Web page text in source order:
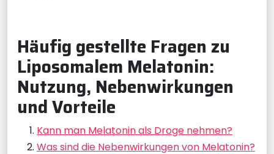
Häufig gestellte Fragen zu
Liposomalem Melatonin:
Nutzung, Nebenwirkungen
und Vorteile
Kann man Melatonin als Droge nehmen?
Was sind die Nebenwirkungen von Melatonin?